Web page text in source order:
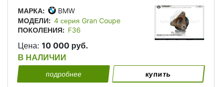
МАРКА:
BMW
МОДЕЛИ: 4 серия Gran Coupe
ПОКОЛЕНИЯ: F36
Цена: 10 000 руб.
В НАЛИЧИИ
подробнее купить